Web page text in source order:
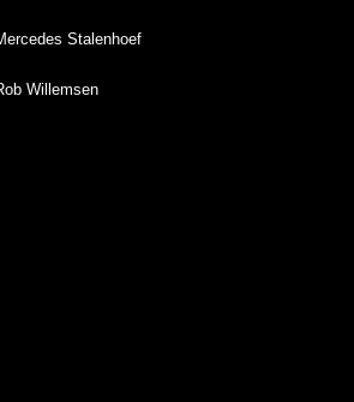
Stalenhoef
Willemsen